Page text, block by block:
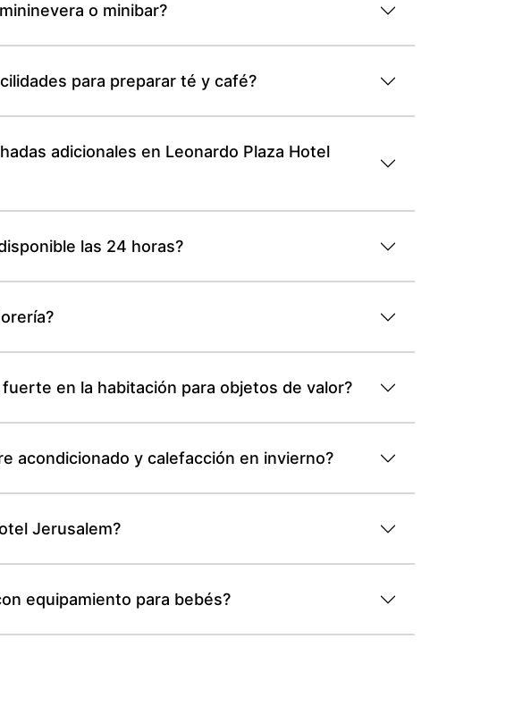
o minibar?
para preparar té y café?
adicionales en Leonardo Plaza Hotel
las 24 horas?
en la habitación para objetos de valor?
acondicionado y calefacción en invierno?
Jerusalem?
equipamiento para bebés?